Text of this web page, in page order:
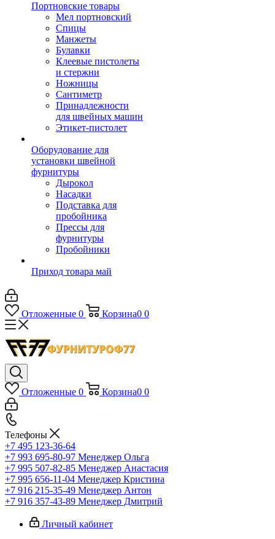
Портновские товары
Мел портновский
Спицы
Манжеты
Булавки
Клеевые пистолеты
и стержни
Ножницы
Сантиметр
Принадлежности
для швейных машин
Этикет-пистолет
Оборудование для
установки швейной
фурнитуры
Дырокол
Насадки
Подставка для
пробойника
Прессы для
фурнитуры
Пробойники
Приход товара май
Отложенные 0 Корзина0 0
Отложенные 0 Корзина0 0
Телефоны
+7 495 123-36-64
+7 993 695-80-97 Менеджер Ольга
+7 995 507-82-85 Менеджер Анастасия
+7 995 656-11-04 Менеджер Кристина
+7 916 215-35-49 Менеджер Антон
+7 916 357-43-89 Менеджер Дмитрий
Личный кабинет